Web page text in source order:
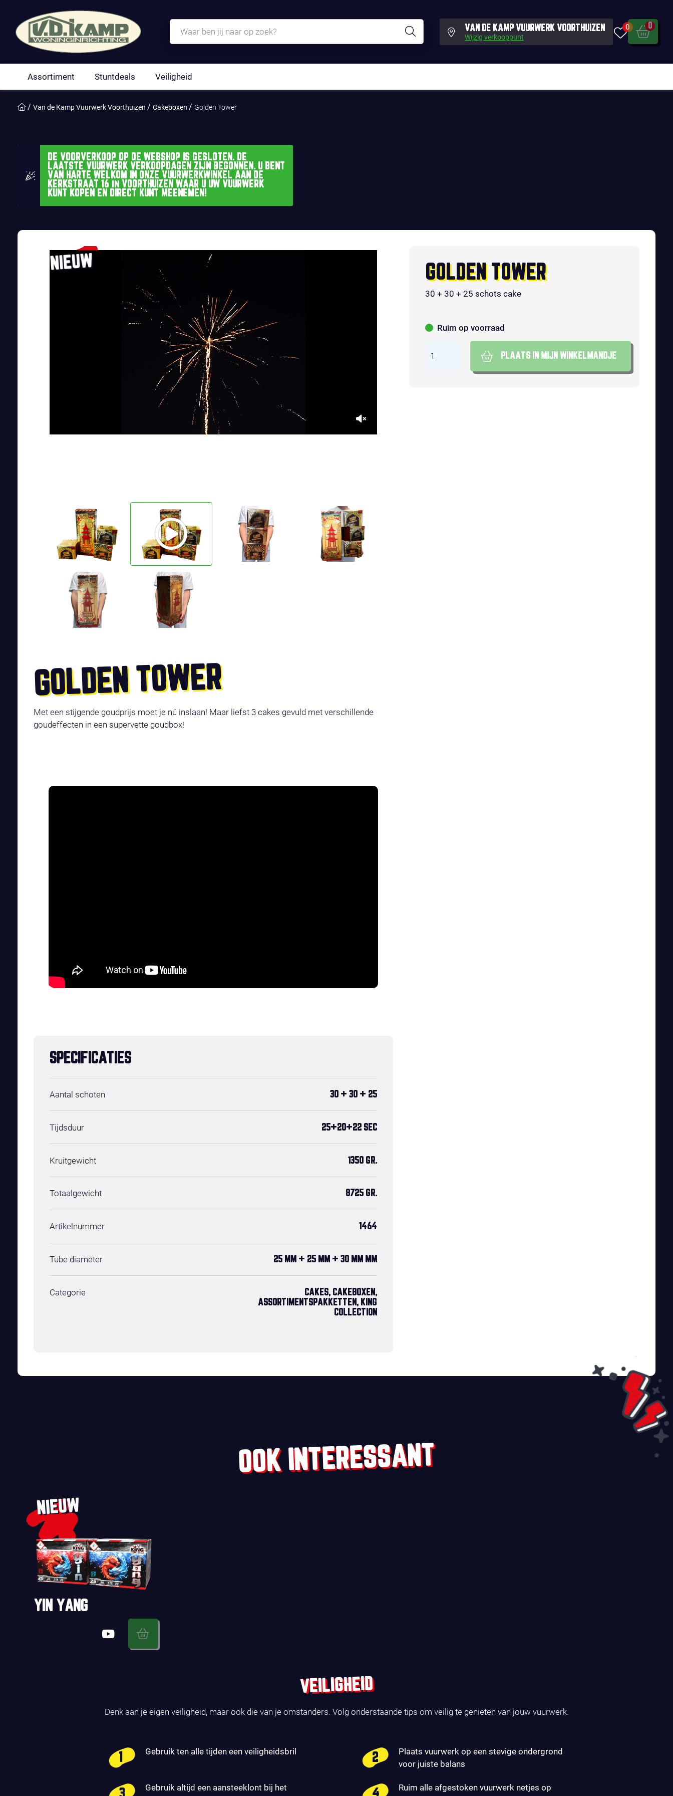
VAN DE KAMP VUURWERK VOORTHUIZEN
Wijzig verkooppunt
0 0
Assortiment Stuntdeals Veiligheid
Van de Kamp Vuurwerk Voorthuizen Cakeboxen Golden Tower
DE VOORVERKOOP OP DE WEBSHOP IS GESLOTEN. DE
LAATSTE VUURWERK VERKOOPDAGEN ZIJN BEGONNEN. U BENT
VAN HARTE WELKOM IN ONZE VUURWERKWINKEL AAN DE
KERKSTRAAT 16 in VOORTHUIZEN WAAR U UW VUURWERK
KUNT KOPEN EN DIRECT KUNT MEENEMEN!
NIEUW
GOLDEN TOWER
Met een stijgende goudprijs moet je nú inslaan! Maar liefst 3 cakes gevuld met verschillende
goudeffecten in een supervette goudbox!
GOLDEN TOWER
30 + 30 + 25 schots cake
Ruim op voorraad
PLAATS IN MIJN WINKELMANDJE
SPECIFICATIES
Aantal schoten 30 + 30 + 25
Tijdsduur 25+20+22 SEC
Kruitgewicht 1350 GR.
Totaalgewicht 8725 GR.
Artikelnummer 1464
Tube diameter 25 MM + 25 MM + 30 MM MM
Categorie
CAKES, CAKEBOXEN,
ASSORTIMENTSPAKKETTEN, KING
COLLECTION
OOK INTERESSANT
NIEUW
YIN YANG
VEILIGHEID
Denk aan je eigen veiligheid, maar ook die van je omstanders. Volg onderstaande tips om veilig te genieten van jouw vuurwerk.
Gebruik ten alle tijden een veiligheidsbril
Plaats vuurwerk op een stevige ondergrond
voor juiste balans
Gebruik altijd een aansteeklont bij het
Ruim alle afgestoken vuurwerk netjes op